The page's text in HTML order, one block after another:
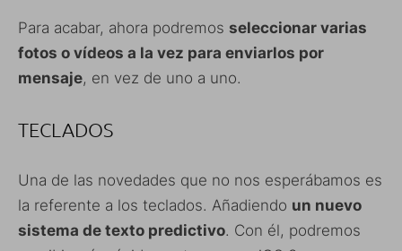
Para acabar, ahora podremos seleccionar varias
fotos o vídeos a la vez para enviarlos por
mensaje, en vez de uno a uno.
TECLADOS
Una de las novedades que no nos esperábamos es
la referente a los teclados. Añadiendo un nuevo
sistema de texto predictivo. Con él, podremos